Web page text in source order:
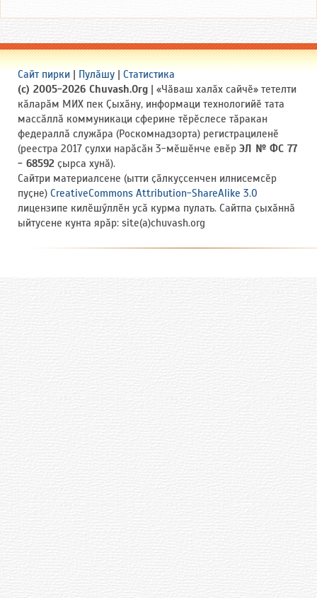
Сайт пирки Пулӑшу
Статистика
(c) 2005-2026 Chuvash.Org | «Чӑваш халӑх сайчӗ» тетелти
кӑларӑм МИХ пек Ҫыхӑну, информаци технологийӗ тата
массӑллӑ коммуникаци сферине тӗрӗслесе тӑракан
федераллӑ служӑра (Роскомнадзорта) регистрациленӗ
(реестра 2017 ҫулхи нарӑсӑн 3-мӗшӗнче евӗр ЭЛ № ФС 77
- 68592 ҫырса хунӑ).
Сайтри материалсене (ытти ҫӑлкуҫсенчен илнисемсӗр
пуҫне) CreativeCommons Attribution-ShareAlike 3.0
лицензипе килӗшӳллӗн усӑ курма пулать. Сайтпа ҫыхӑннӑ
ыйтусене кунта ярӑр: site(a)chuvash.org